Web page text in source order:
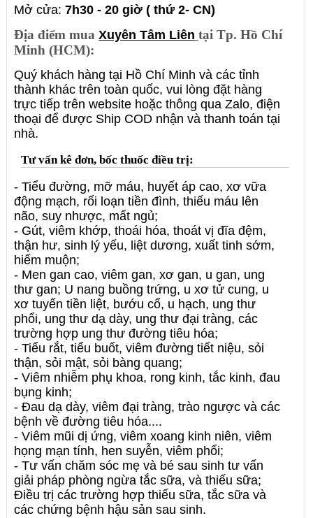
Mở cửa:7h30 - 20 giờ ( thứ 2- CN)
Địa điểm muaXuyên Tâm Liên tại Tp. Hồ Chí
Minh (HCM):
Quý khách hàng tại Hồ Chí Minh và các tỉnh
thành khác trên toàn quốc, vui lòng đặt hàng
trực tiếp trên website hoặc thông qua Zalo, điện
thoại để được Ship COD nhận và thanh toán tại
nhà.
Tư vấn kê đơn, bốc thuốc điều trị:
- Tiểu đường, mỡ máu, huyết áp cao, xơ vữa
động mạch, rối loạn tiền đình, thiếu máu lên
não, suy nhược, mất ngủ;
- Gút, viêm khớp, thoái hóa, thoát vị đĩa đệm,
thận hư, sinh lý yếu, liệt dương, xuất tinh sớm,
hiếm muộn;
- Men gan cao, viêm gan, xơ gan, u gan, ung
thư gan; U nang buồng trứng, u xơ tử cung, u
xơ tuyến tiền liệt, bướu cổ, u hạch, ung thư
phổi, ung thư dạ dày, ung thư đại tràng, các
trường hợp ung thư đường tiêu hóa;
- Tiểu rắt, tiểu buốt, viêm đường tiết niệu, sỏi
thận, sỏi mật, sỏi bàng quang;
- Viêm nhiễm phụ khoa, rong kinh, tắc kinh, đau
bụng kinh;
- Đau dạ dày, viêm đại tràng, trào ngược và các
bệnh về đường tiêu hóa....
- Viêm mũi dị ứng, viêm xoang kinh niên, viêm
họng mạn tính, hen suyễn, viêm phổi;
- Tư vấn chăm sóc mẹ và bé sau sinh tư vấn
giải pháp phòng ngừa tắc sữa, và thiếu sữa;
Điều trị các trường hợp thiếu sữa, tắc sữa và
các chứng bệnh hậu sản sau sinh.